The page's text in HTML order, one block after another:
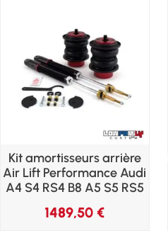
Kit amortisseurs arrière
Air Lift Performance Audi
A4 S4 RS4 B8 A5 S5 RS5
1489,50€